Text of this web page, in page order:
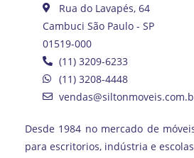
Rua do Lavapés, 64
Cambuci São Paulo - SP
01519-000
(11) 3209-6233
(11) 3208-4448
Desde 1984 no mercado de
para escritorios, indústria e